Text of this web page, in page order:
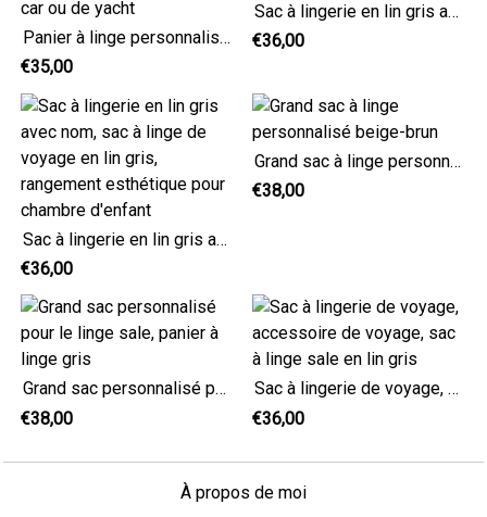
Panier à linge personnalisé en lin gris pour organisateur de blanchisserie de camping-car ou de yacht
€35,00
Sac à lingerie en lin gris avec nom, rangement pour linge esthétique et minimaliste
€36,00
Sac à lingerie en lin gris avec nom, sac à linge de voyage en lin gris, rangement esthétique pour chambre d'enfant
€36,00
Grand sac à linge personnalisé beige-brun
€38,00
Grand sac personnalisé pour le linge sale, panier à linge gris
€38,00
Sac à lingerie de voyage, accessoire de voyage, sac à linge sale en lin gris
€36,00
À propos de moi